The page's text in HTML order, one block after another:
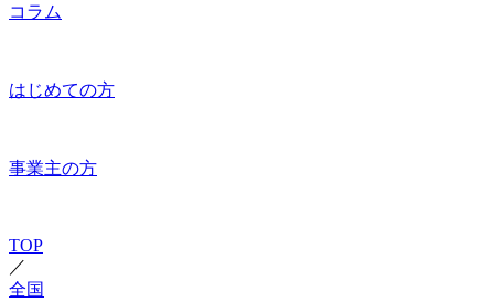
コラム
はじめての方
事業主の方
TOP
／
全国